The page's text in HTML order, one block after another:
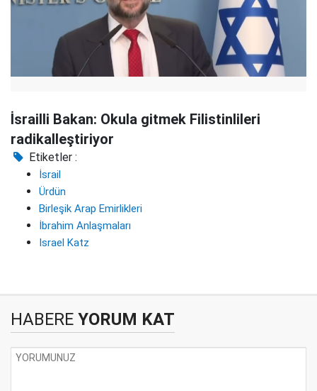
İsrailli Bakan: Okula gitmek Filistinlileri
radikalleştiriyor
Etiketler :
İsrail
Ürdün
Birleşik Arap Emirlikleri
İbrahim Anlaşmaları
Israel Katz
HABERE YORUM KAT